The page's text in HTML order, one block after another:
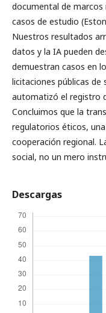
documental de
casos de estudio
Nuestros resultados
datos y la IA pueden
demuestran casos en
licitaciones públicas de
automatizó el registro
Concluimos que la
regulatorios éticos,
cooperación regional.
social, no un mero
Descargas